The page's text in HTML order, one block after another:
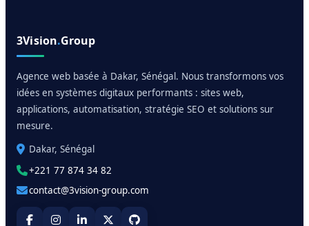
3Vision.Group
Agence web basée à Dakar, Sénégal. Nous transformons vos
idées en systèmes digitaux performants : sites web,
applications, automatisation, stratégie SEO et solutions sur
mesure.
Dakar, Sénégal
+221 77 874 34 82
contact@3vision-group.com